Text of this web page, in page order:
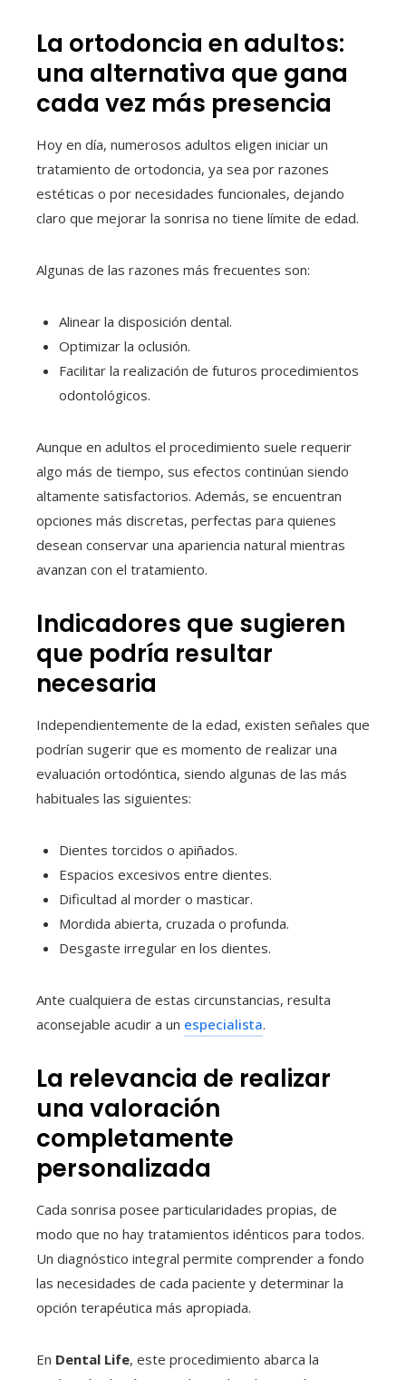
La ortodoncia en adultos:
una alternativa que gana
cada vez más presencia
Hoy en día, numerosos adultos eligen iniciar un
tratamiento de ortodoncia, ya sea por razones
estéticas o por necesidades funcionales, dejando
claro que mejorar la sonrisa no tiene límite de edad.
Algunas de las razones más frecuentes son:
Alinear la disposición dental.
Optimizar la oclusión.
Facilitar la realización de futuros procedimientos
odontológicos.
Aunque en adultos el procedimiento suele requerir
algo más de tiempo, sus efectos continúan siendo
altamente satisfactorios. Además, se encuentran
opciones más discretas, perfectas para quienes
desean conservar una apariencia natural mientras
avanzan con el tratamiento.
Indicadores que sugieren
que podría resultar
necesaria
Independientemente de la edad, existen señales que
podrían sugerir que es momento de realizar una
evaluación ortodóntica, siendo algunas de las más
habituales las siguientes:
Dientes torcidos o apiñados.
Espacios excesivos entre dientes.
Dificultad al morder o masticar.
Mordida abierta, cruzada o profunda.
Desgaste irregular en los dientes.
Ante cualquiera de estas circunstancias, resulta
aconsejable acudir a un especialista.
La relevancia de realizar
una valoración
completamente
personalizada
Cada sonrisa posee particularidades propias, de
modo que no hay tratamientos idénticos para todos.
Un diagnóstico integral permite comprender a fondo
las necesidades de cada paciente y determinar la
opción terapéutica más apropiada.
En Dental Life, este procedimiento abarca la